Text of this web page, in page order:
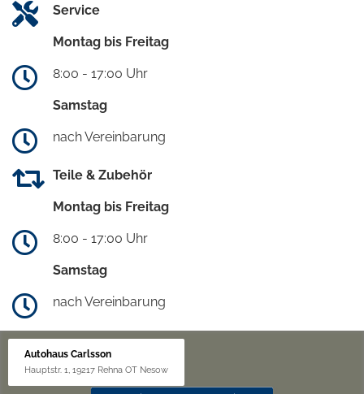
Service
Montag bis Freitag
8:00 - 17:00 Uhr
Samstag
nach Vereinbarung
Teile & Zubehör
Montag bis Freitag
8:00 - 17:00 Uhr
Samstag
nach Vereinbarung
Autohaus Carlsson
Hauptstr. 1, 19217 Rehna OT Nesow